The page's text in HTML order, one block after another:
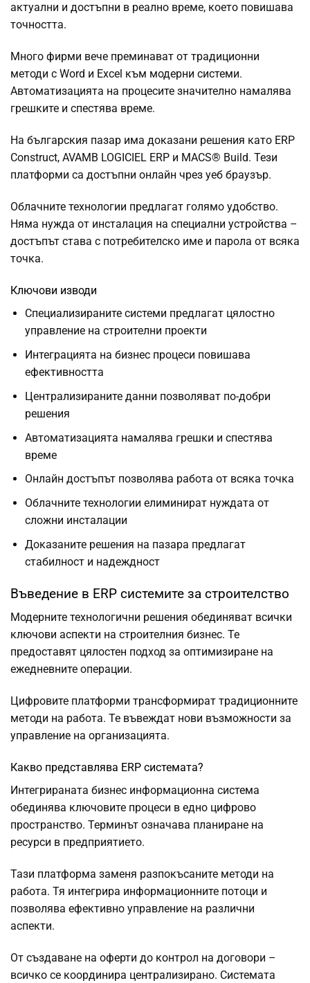
актуални и достъпни в реално време, което повишава
точността.
Много фирми вече преминават от традиционни
методи с Word и Excel към модерни системи.
Автоматизацията на процесите значително намалява
грешките и спестява време.
На българския пазар има доказани решения като ERP
Construct, AVAMB LOGICIEL ERP и MACS® Build. Тези
платформи са достъпни онлайн чрез уеб браузър.
Облачните технологии предлагат голямо удобство.
Няма нужда от инсталация на специални устройства –
достъпът става с потребителско име и парола от всяка
точка.
Ключови изводи
Специализираните системи предлагат цялостно
управление на строителни проекти
Интеграцията на бизнес процеси повишава
ефективността
Централизираните данни позволяват по-добри
решения
Автоматизацията намалява грешки и спестява
време
Онлайн достъпът позволява работа от всяка точка
Облачните технологии елиминират нуждата от
сложни инсталации
Доказаните решения на пазара предлагат
стабилност и надеждност
Въведение в ERP системите за строителство
Модерните технологични решения обединяват всички
ключови аспекти на строителния бизнес. Те
предоставят цялостен подход за оптимизиране на
ежедневните операции.
Цифровите платформи трансформират традиционните
методи на работа. Те въвеждат нови възможности за
управление на организацията.
Какво представлява ERP системата?
Интегрираната бизнес информационна система
обединява ключовите процеси в едно цифрово
пространство. Терминът означава планиране на
ресурси в предприятието.
Тази платформа заменя разпокъсаните методи на
работа. Тя интегрира информационните потоци и
позволява ефективно управление на различни
аспекти.
От създаване на оферти до контрол на договори –
всичко се координира централизирано. Системата